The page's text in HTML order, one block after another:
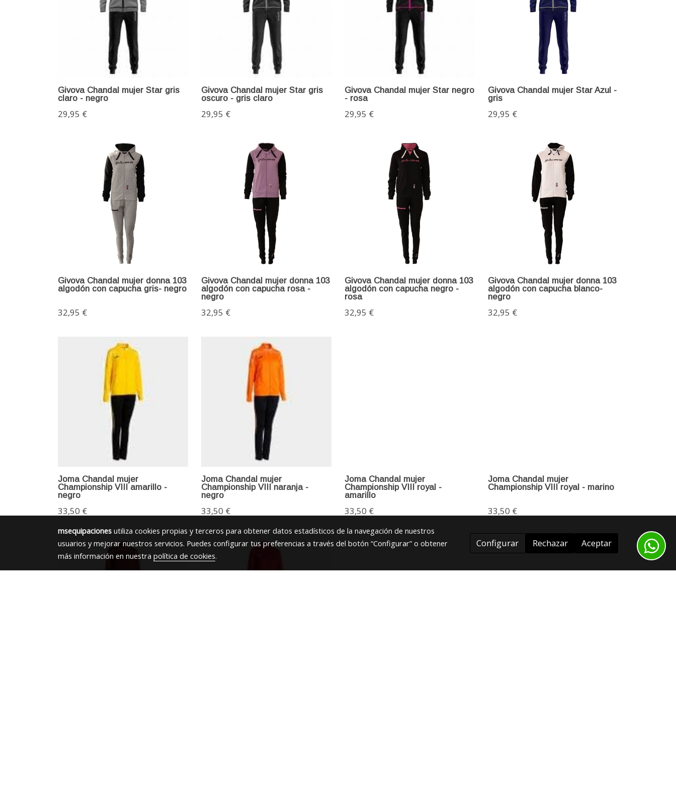
Givova Chandal mujer Star gris
claro - negro
29,95 €
Givova Chandal mujer Star gris
oscuro - gris claro
29,95 €
Givova Chandal mujer Star negro
- rosa
29,95 €
Givova Chandal mujer Star Azul -
gris
29,95 €
Givova Chandal mujer donna 103
algodón con capucha gris- negro
32,95 €
Givova Chandal mujer donna 103
algodón con capucha rosa -
negro
32,95 €
Givova Chandal mujer donna 103
algodón con capucha negro -
rosa
32,95 €
Givova Chandal mujer donna 103
algodón con capucha blanco-
negro
32,95 €
Joma Chandal mujer
Championship VIII amarillo -
negro
33,50 €
Joma Chandal mujer
Championship VIII naranja -
negro
33,50 €
Joma Chandal mujer
Championship VIII royal -
amarillo
33,50 €
Joma Chandal mujer
Championship VIII royal - marino
33,50 €
msequipacionesutiliza cookies propias y terceros para obtener datos estadísticos de la navegación de nuestros
usuarios y mejorar nuestros servicios. Puedes configurar tus preferencias a través del botón “Configurar” o obtener
más información en nuestra política de cookies.
Configurar Rechazar Aceptar